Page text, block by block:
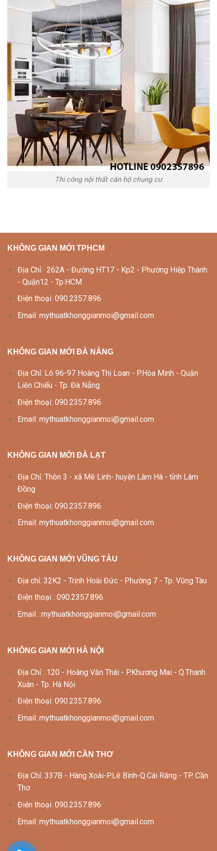
Thi công nội thất căn hộ chung cư
KHÔNG GIAN MỚI TPHCM
Địa Chỉ: 262A - Đường HT17 - Kp2 - Phường Hiệp Thành
- Quận12 - Tp.HCM
Điện thoại: 090.2357.896
Email: mythuatkhonggianmoi@gmail.com
KHÔNG GIAN MỚI ĐÀ NẴNG
Địa Chỉ: Lô 96-97 Hoàng Thị Loan - P.Hòa Minh - Quận
Liên Chiểu - Tp. Đà Nẵng
Điện thoại: 090.2357.896
Email: mythuatkhonggianmoi@gmail.com
KHÔNG GIAN MỚI ĐÀ LẠT
Địa Chỉ: Thôn 3 - xã Mê Linh- huyện Lâm Hà - tỉnh Lâm
Đồng
Điện thoại: 090.2357.896
Email: mythuatkhonggianmoi@gmail.com
KHÔNG GIAN MỚI VŨNG TÀU
Địa chỉ: 32K2 - Trịnh Hoài Đức - Phường 7 - Tp. Vũng Tàu
Điện thoại : 090.2357.896
Email : mythuatkhonggianmoi@gmail.com
KHÔNG GIAN MỚI HÀ NỘI
Địa Chỉ : 120 - Hoàng Văn Thái - P.Khương Mai - Q.Thanh
Xuân - Tp. Hà Nội
Điện thoại: 090.2357.896
Email: mythuatkhonggianmoi@gmail.com
KHÔNG GIAN MỚI CẦN THƠ
Địa Chỉ: 337B - Hàng Xoài-P.Lê Bình-Q.Cái Răng - TP. Cần
Thơ
Điện thoại: 090.2357.896
Email: mythuatkhonggianmoi@gmail.com